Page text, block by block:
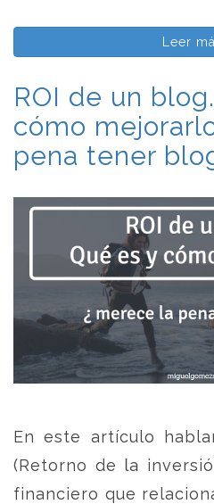
Leer
ROI de un
cómo
pena tener
En este artículo
(Retorno de la
financiero que